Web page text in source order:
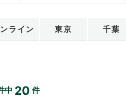
ライン 東京 千葉
中 20 件